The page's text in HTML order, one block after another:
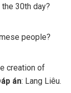
30th day?
people?
creation of
án: Lang Liêu.